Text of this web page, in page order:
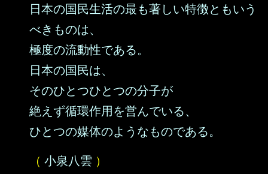
日本の国民生活の最も著しい特徴ともいう
べきものは、
極度の流動性である。
日本の国民は、
そのひとつひとつの分子が
絶えず循環作用を営んでいる、
ひとつの媒体のようなものである。
（ 小泉八雲 ）